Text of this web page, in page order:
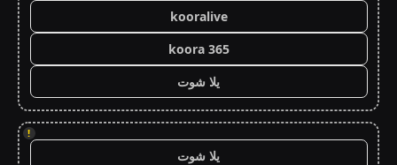
kooralive
koora 365
يلا شوت
!
يلا شوت